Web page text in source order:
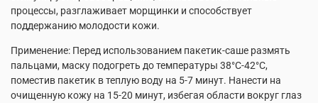
процессы, разглаживает морщинки и способствует
поддержанию молодости кожи.
Применение: Перед использованием пакетик-саше размять
пальцами, маску подогреть до температуры 38°С-42°С,
поместив пакетик в теплую воду на 5-7 минут. Нанести на
очищенную кожу на 15-20 минут, избегая области вокруг глаз